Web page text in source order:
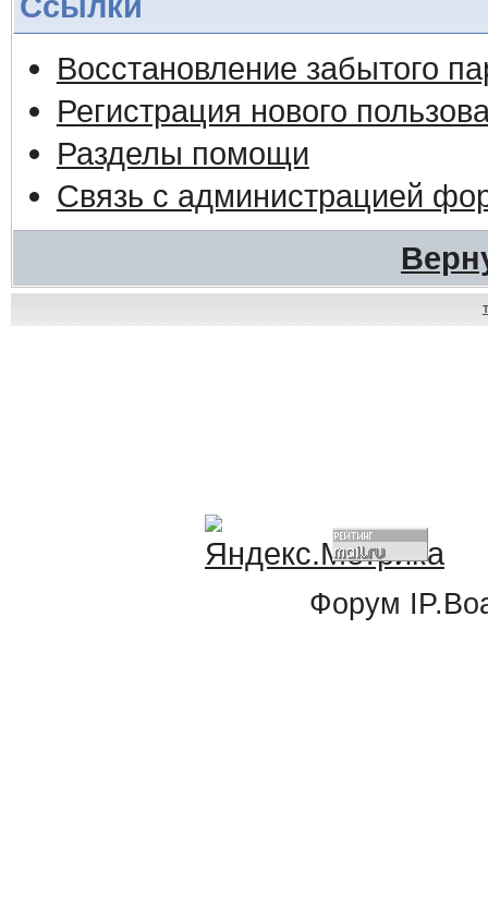
Восстановление забытого
Регистрация нового
Разделы помощи
Связь с администрацией
Форум